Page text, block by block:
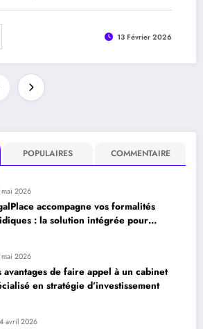
13 Février 2026
POPULAIRES COMMENTAIRE
2026
accompagne vos formalités
: la solution intégrée pour
2026
avantages de faire appel à un cabinet
en stratégie d’investissement
avril 2026